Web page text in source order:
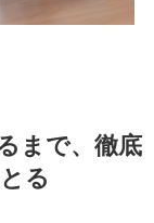
まで、徹底
る